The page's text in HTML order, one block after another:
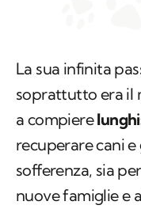
La sua infinita
soprattutto era il
a compiere
recuperare cani
sofferenza, sia
nuove famiglie e